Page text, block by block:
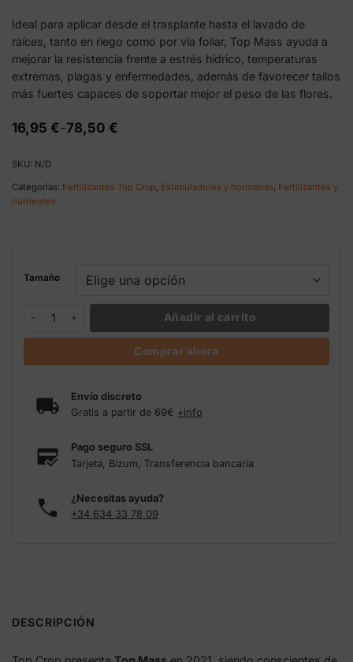
Ideal para aplicar desde el trasplante hasta el lavado de
raíces, tanto en riego como por vía foliar, Top Mass ayuda a
mejorar la resistencia frente a estrés hídrico, temperaturas
extremas, plagas y enfermedades, además de favorecer tallos
más fuertes capaces de soportar mejor el peso de las flores.
16,95 €-78,50 €
Rango
de
desde
16,95 €
hasta
78,50 €
SKU: N/D
Categorías: Fertilizantes Top Crop Estimuladores y hormonas Fertilizantes y
nutrientes
Tamaño
Añadir al carrito
Comprar ahora
Envío discreto
Gratis a partir de 69€ +info
Pago seguro SSL
Tarjeta, Bizum, Transferencia bancaria
¿Necesitas ayuda?
+34 634 33 78 09
DESCRIPCIÓN